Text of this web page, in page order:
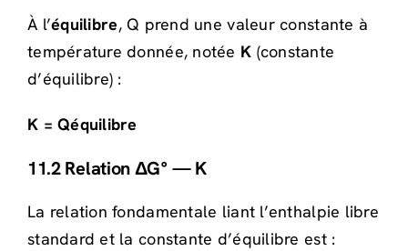
À l’équilibre, Q prend une valeur constante à
température donnée, notée K (constante
d’équilibre) :
K = Qéquilibre
11.2 Relation ΔG° — K
La relation fondamentale liant l’enthalpie libre
standard et la constante d’équilibre est :